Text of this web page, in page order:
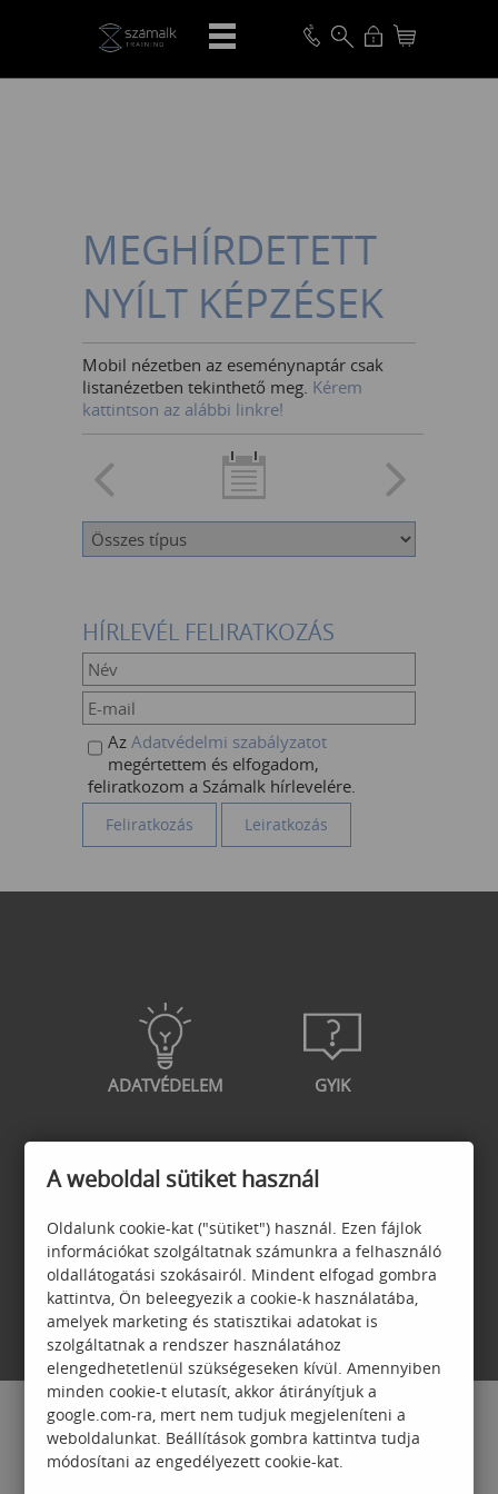
VISSZA
MEGHÍRDETETT
NYÍLT KÉPZÉSEK
Mobil nézetben az eseménynaptár csak
listanézetben tekinthető meg. Kérem
kattintson az alábbi linkre!
HÍRLEVÉL FELIRATKOZÁS
Az Adatvédelmi szabályzatot
megértettem és elfogadom,
feliratkozom a Számalk hírlevelére.
ADATVÉDELEM GYIK
GARANCIA
JELENTKEZÉSI
FELTÉTELEK
A weboldal sütiket használ
Oldalunk cookie-kat ("sütiket") használ. Ezen fájlok
információkat szolgáltatnak számunkra a felhasználó
oldallátogatási szokásairól. Mindent elfogad gombra
kattintva, Ön beleegyezik a cookie-k használatába,
amelyek marketing és statisztikai adatokat is
szolgáltatnak a rendszer használatához
elengedhetetlenül szükségeseken kívül. Amennyiben
minden cookie-t elutasít, akkor átirányítjuk a
google.com-ra, mert nem tudjuk megjeleníteni a
weboldalunkat. Beállítások gombra kattintva tudja
módosítani az engedélyezett cookie-kat.